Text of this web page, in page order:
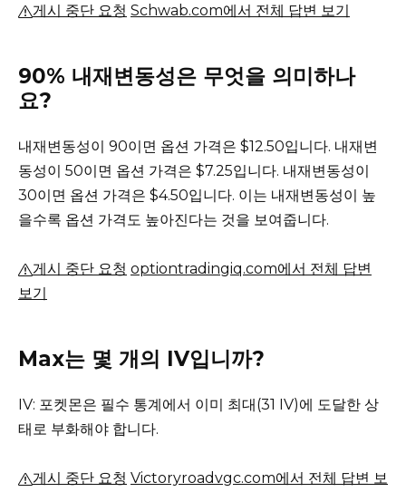
게시 중단 요청 Schwab.com에서 전체 답변 보기
90% 내재변동성은 무엇을 의미하나
요?
내재변동성이 90이면 옵션 가격은 $12.50입니다. 내재변
동성이 50이면 옵션 가격은 $7.25입니다. 내재변동성이
30이면 옵션 가격은 $4.50입니다. 이는 내재변동성이 높
을수록 옵션 가격도 높아진다는 것을 보여줍니다.
게시 중단 요청 optiontradingiq.com에서 전체 답변
보기
Max는 몇 개의 IV입니까?
IV: 포켓몬은 필수 통계에서 이미 최대(31 IV)에 도달한 상
태로 부화해야 합니다.
게시 중단 요청 Victoryroadvgc.com에서 전체 답변 보